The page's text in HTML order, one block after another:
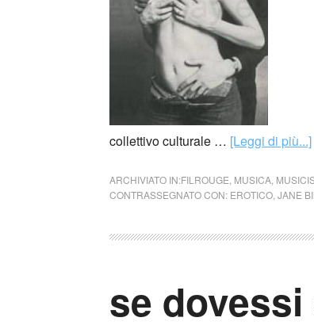
collettivo culturale … [Leggi di più...]
ARCHIVIATO IN:FILROUGE MUSICA
CONTRASSEGNATO CON: EROTICO JANE
se